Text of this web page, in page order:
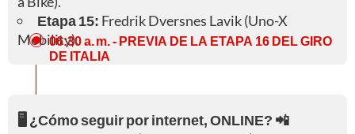
Etapa 15: Fredrik Dversnes Lavik (Uno-X
Mobility).06:30 a. m.- PREVIA DE LA ETAPA 16 DEL GIRO
DE ITALIA
🖥️ ¿Cómo seguir por internet, ONLINE? 📲